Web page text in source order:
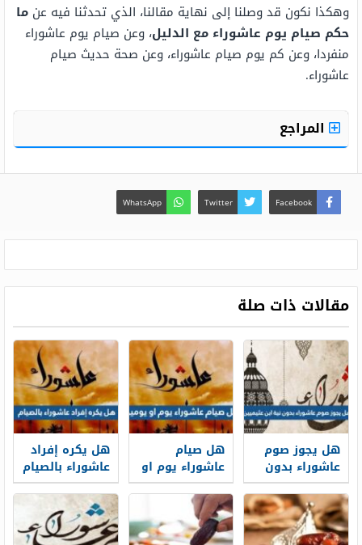
وهكذا نكون قد وصلنا إلى نهاية مقالنا، الذي تحدثنا فيه عن ما
حكم صيام يوم عاشوراء مع الدليل، وعن صيام يوم عاشوراء
منفردا، وعن كم يوم صيام عاشوراء، وعن صحة حديث صيام
عاشوراء.
المراجع
Facebook
Twitter
WhatsApp
مقالات ذات صلة
هل يجوز صوم
عاشوراء بدون
نية ابن عثيميين
هل صيام
عاشوراء يوم او
يومين
هل يكره إفراد
عاشوراء بالصيام